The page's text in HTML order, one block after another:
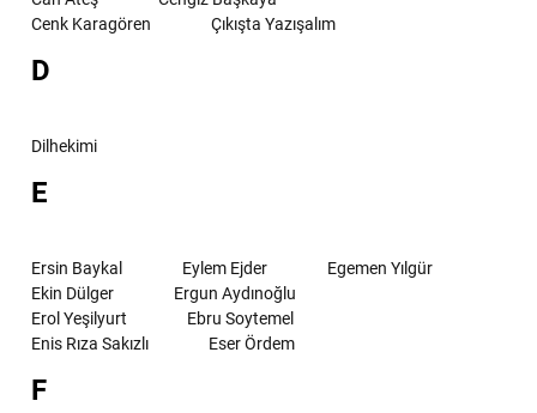
Cenk Karagören
Çıkışta Yazışalım
D
Dilhekimi
E
Ersin Baykal Eylem Ejder
Egemen Yılgür
Ekin Dülger
Ergun Aydınoğlu
Erol Yeşilyurt
Ebru Soytemel
Enis Rıza Sakızlı
Eser Ördem
F